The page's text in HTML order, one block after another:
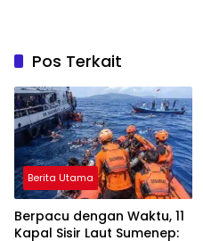
Pos Terkait
Berita Utama
Berpacu dengan Waktu, 11
Kapal Sisir Laut Sumenep: